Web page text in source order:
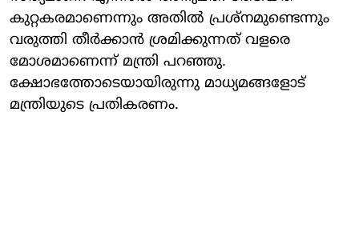
കുറ്റകരമാണെന്നും അതില്‍ പ്രശ്‌നമുണ്ടെന്നും
വരുത്തി തീര്‍ക്കാന്‍ ശ്രമിക്കുന്നത് വളരെ
മോശമാണെന്ന് മന്ത്രി പറഞ്ഞു.
ക്ഷോഭത്തോടെയായിരുന്നു മാധ്യമങ്ങളോട്
മന്ത്രിയുടെ പ്രതികരണം.